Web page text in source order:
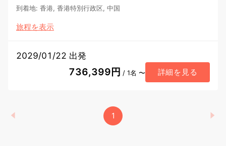
到着地: 香港, 香港特別行政区, 中国
旅程を表示
2029/01/22 出発
736,399円 / 1名 〜 詳細を見る
1